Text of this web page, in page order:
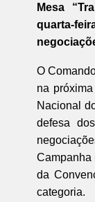
Mesa
quarta-
O
na
Nacional
defesa
Campanha
da
categoria.